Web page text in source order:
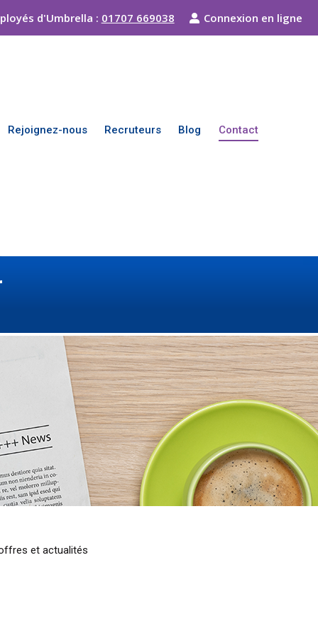
d'Umbrella : 01707 669038 Connexion en ligne
Rejoignez-nous Recruteurs Blog Contact
et actualités